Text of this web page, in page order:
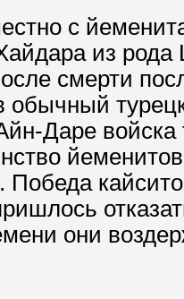
с
из
смерти
обычный
Даре
Победа
они